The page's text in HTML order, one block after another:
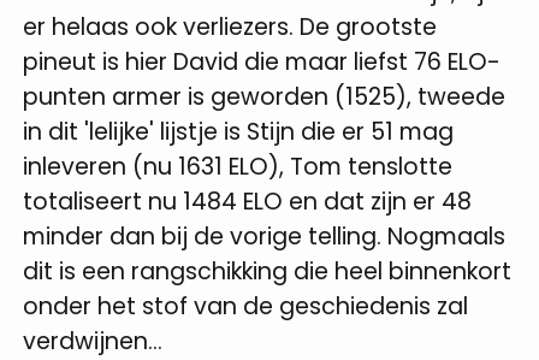
er helaas ook verliezers. De grootste
pineut is hier David die maar liefst 76 ELO-
punten armer is geworden (1525), tweede
in dit 'lelijke' lijstje is Stijn die er 51 mag
inleveren (nu 1631 ELO), Tom tenslotte
totaliseert nu 1484 ELO en dat zijn er 48
minder dan bij de vorige telling. Nogmaals
dit is een rangschikking die heel binnenkort
onder het stof van de geschiedenis zal
verdwijnen...